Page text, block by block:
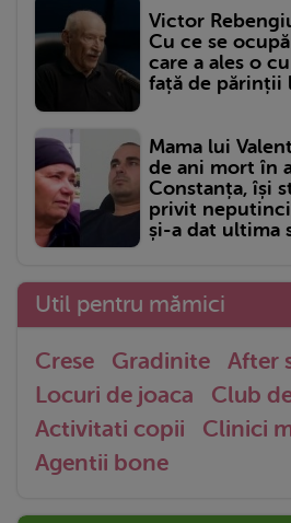
Victor
Cu ce se
care a ales o
față de părinții
Mama lui
de ani mort în
Constanța, își
privit
și-a dat ultima
Util pentru mămici
Crese Gradinite After
Locuri de joaca
Club
Activitati copii
Clinici
Agentii bone